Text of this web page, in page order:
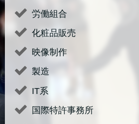
労働組合
化粧品販売
映像制作
製造
IT系
国際特許事務所